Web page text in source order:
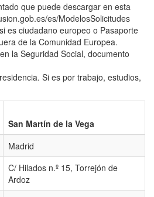
que puede descargar en esta
es/ModelosSolicitudes
es ciudadano europeo o Pasaporte
de la Comunidad Europea.
la Seguridad Social, documento
Si es por trabajo, estudios,
San Martín de la Vega
Madrid
C/ Hilados n.º 15, Torrejón de
Ardoz